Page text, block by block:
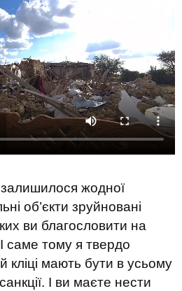
жодної
об’єкти зруйновані
ви благословити на
саме тому я твердо
кліці мають бути в усьому
І ви маєте нести